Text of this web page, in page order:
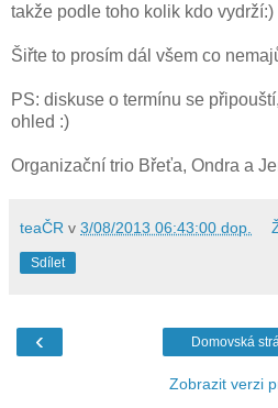
takže podle toho kolik kdo vydrží:)
Šiřte to prosím dál všem co
PS: diskuse o termínu se
ohled :)
Organizační trio Břeťa, Ondra a
teaČR v 3/08/2013 06:43:00 dop.
Sdílet
‹ Domovská
Zobrazit verzi